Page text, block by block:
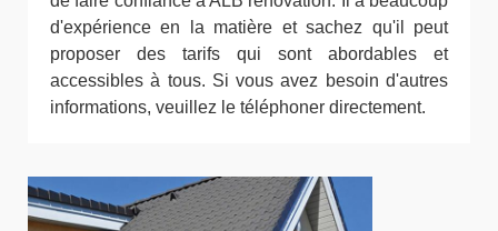
d'expérience en la matière et sachez qu'il peut
proposer des tarifs qui sont abordables et
accessibles à tous. Si vous avez besoin d'autres
informations, veuillez le téléphoner directement.